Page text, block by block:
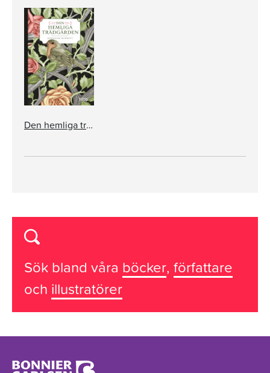
Den hemliga trädgården
Sök bland våra böcker, författare
och illustratörer